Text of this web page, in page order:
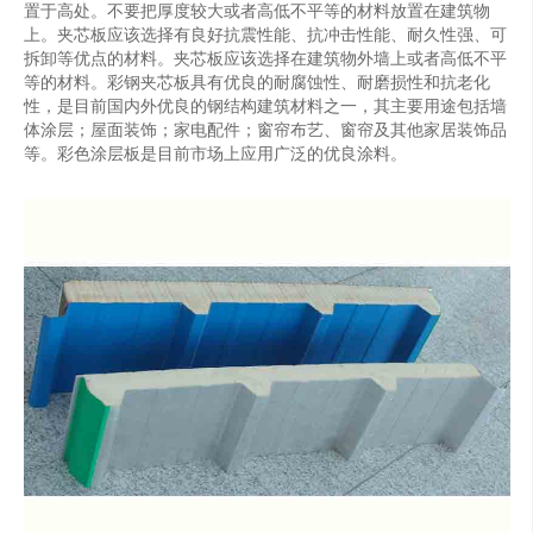
置于高处。不要把厚度较大或者高低不平等的材料放置在建筑物
上。夹芯板应该选择有良好抗震性能、抗冲击性能、耐久性强、可
拆卸等优点的材料。夹芯板应该选择在建筑物外墙上或者高低不平
等的材料。彩钢夹芯板具有优良的耐腐蚀性、耐磨损性和抗老化
性，是目前国内外优良的钢结构建筑材料之一，其主要用途包括墙
体涂层；屋面装饰；家电配件；窗帘布艺、窗帘及其他家居装饰品
等。彩色涂层板是目前市场上应用广泛的优良涂料。